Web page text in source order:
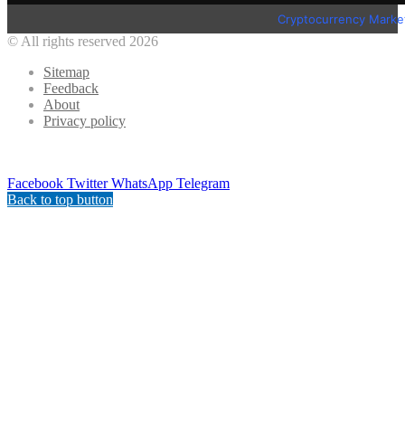
Cryptocurrency
© All rights reserved 2026
Sitemap
Feedback
About
Privacy policy
Facebook Twitter WhatsApp Telegram
Back to top button